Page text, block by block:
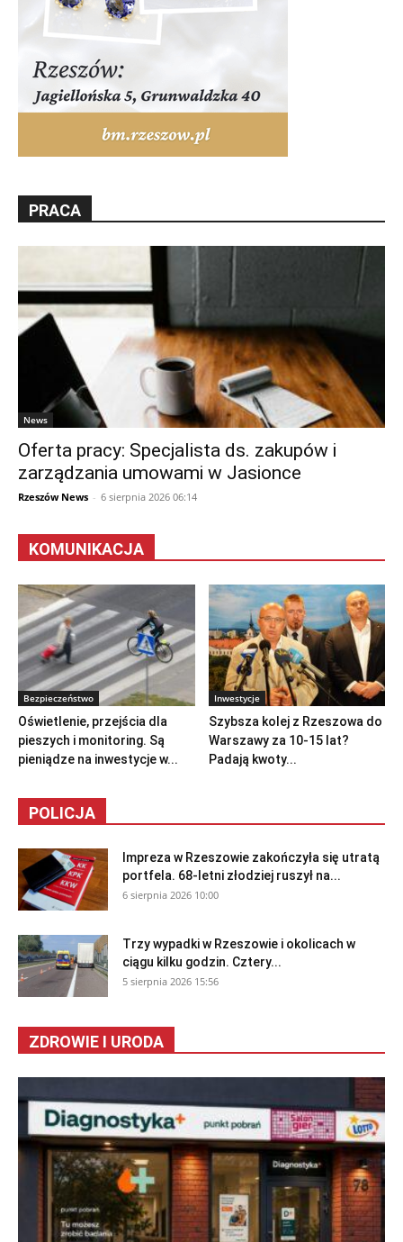
PRACA
News
Oferta pracy: Specjalista ds. zakupów i
zarządzania umowami w Jasionce
Rzeszów News - 6 sierpnia 2026 06:14
KOMUNIKACJA
Bezpieczeństwo
Oświetlenie, przejścia dla
pieszych i monitoring. Są
pieniądze na inwestycje w...
Inwestycje
Szybsza kolej z Rzeszowa do
Warszawy za 10-15 lat?
Padają kwoty...
POLICJA
Impreza w Rzeszowie zakończyła się utratą
portfela. 68-letni złodziej ruszył na...
6 sierpnia 2026 10:00
Trzy wypadki w Rzeszowie i okolicach w
ciągu kilku godzin. Cztery...
5 sierpnia 2026 15:56
ZDROWIE I URODA